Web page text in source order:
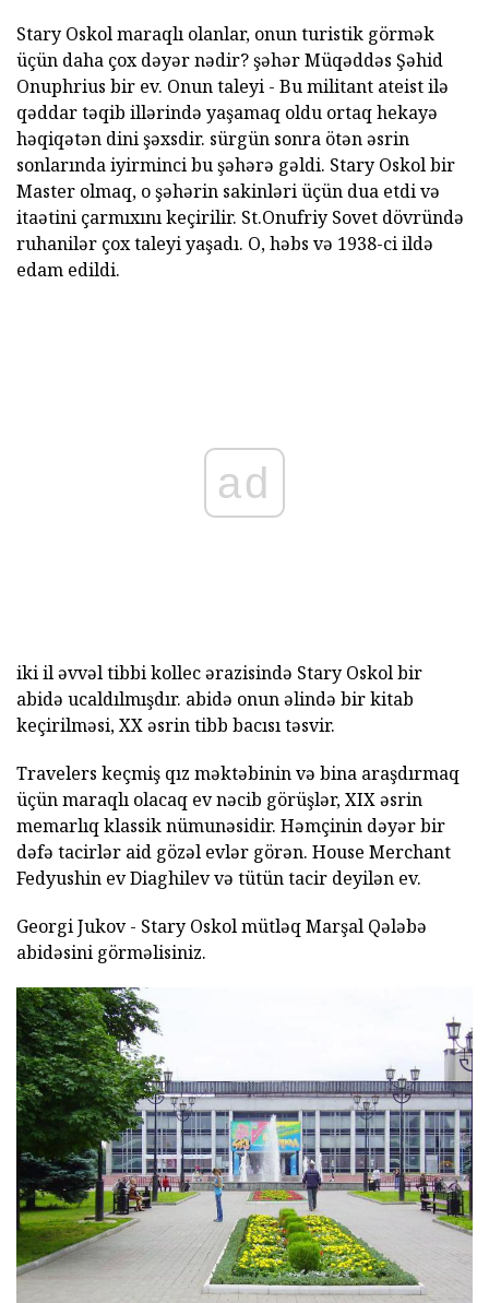
Stary Oskol maraqlı olanlar, onun turistik görmək
üçün daha çox dəyər nədir? şəhər Müqəddəs Şəhid
Onuphrius bir ev. Onun taleyi - Bu militant ateist ilə
qəddar təqib illərində yaşamaq oldu ortaq hekayə
həqiqətən dini şəxsdir. sürgün sonra ötən əsrin
sonlarında iyirminci bu şəhərə gəldi. Stary Oskol bir
Master olmaq, o şəhərin sakinləri üçün dua etdi və
itaətini çarmıxını keçirilir. St.Onufriy Sovet dövründə
ruhanilər çox taleyi yaşadı. O, həbs və 1938-ci ildə
edam edildi.
ad
iki il əvvəl tibbi kollec ərazisində Stary Oskol bir
abidə ucaldılmışdır. abidə onun əlində bir kitab
keçirilməsi, XX əsrin tibb bacısı təsvir.
Travelers keçmiş qız məktəbinin və bina araşdırmaq
üçün maraqlı olacaq ev nəcib görüşlər, XIX əsrin
memarlıq klassik nümunəsidir. Həmçinin dəyər bir
dəfə tacirlər aid gözəl evlər görən. House Merchant
Fedyushin ev Diaghilev və tütün tacir deyilən ev.
Georgi Jukov - Stary Oskol mütləq Marşal Qələbə
abidəsini görməlisiniz.